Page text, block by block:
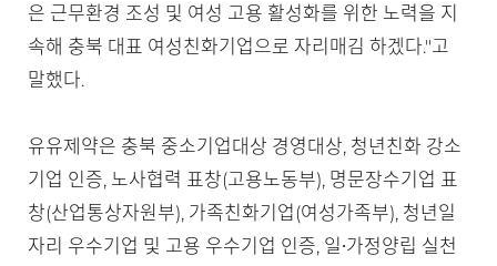
은 근무환경 조성 및 여성 고용 활성화를 위한 노력을 지
속해 충북 대표 여성친화기업으로 자리매김 하겠다."고
말했다.
유유제약은 충북 중소기업대상 경영대상, 청년친화 강소
기업 인증, 노사협력 표창(고용노동부), 명문장수기업 표
창(산업통상자원부), 가족친화기업(여성가족부), 청년일
자리 우수기업 및 고용 우수기업 인증, 일∙가정양립 실천